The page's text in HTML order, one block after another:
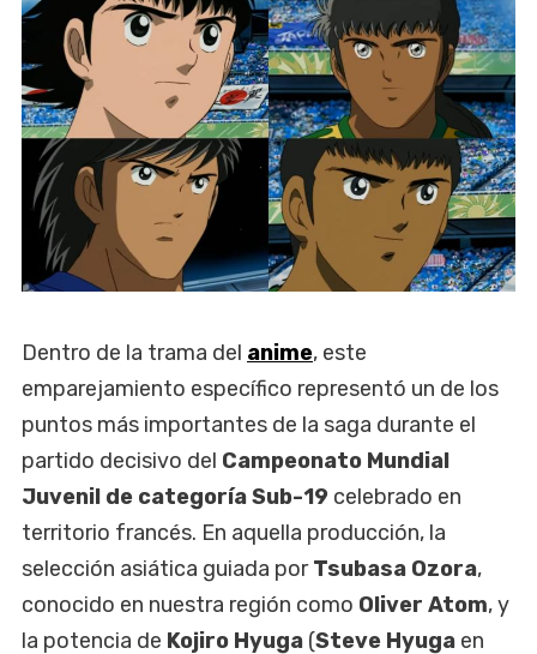
Dentro de la trama del anime, este
emparejamiento específico representó un de los
puntos más importantes de la saga durante el
partido decisivo del Campeonato Mundial
Juvenil de categoría Sub-19 celebrado en
territorio francés. En aquella producción, la
selección asiática guiada porTsubasa Ozora,
conocido en nuestra región como Oliver Atom, y
la potencia de Kojiro Hyuga (Steve Hyuga en